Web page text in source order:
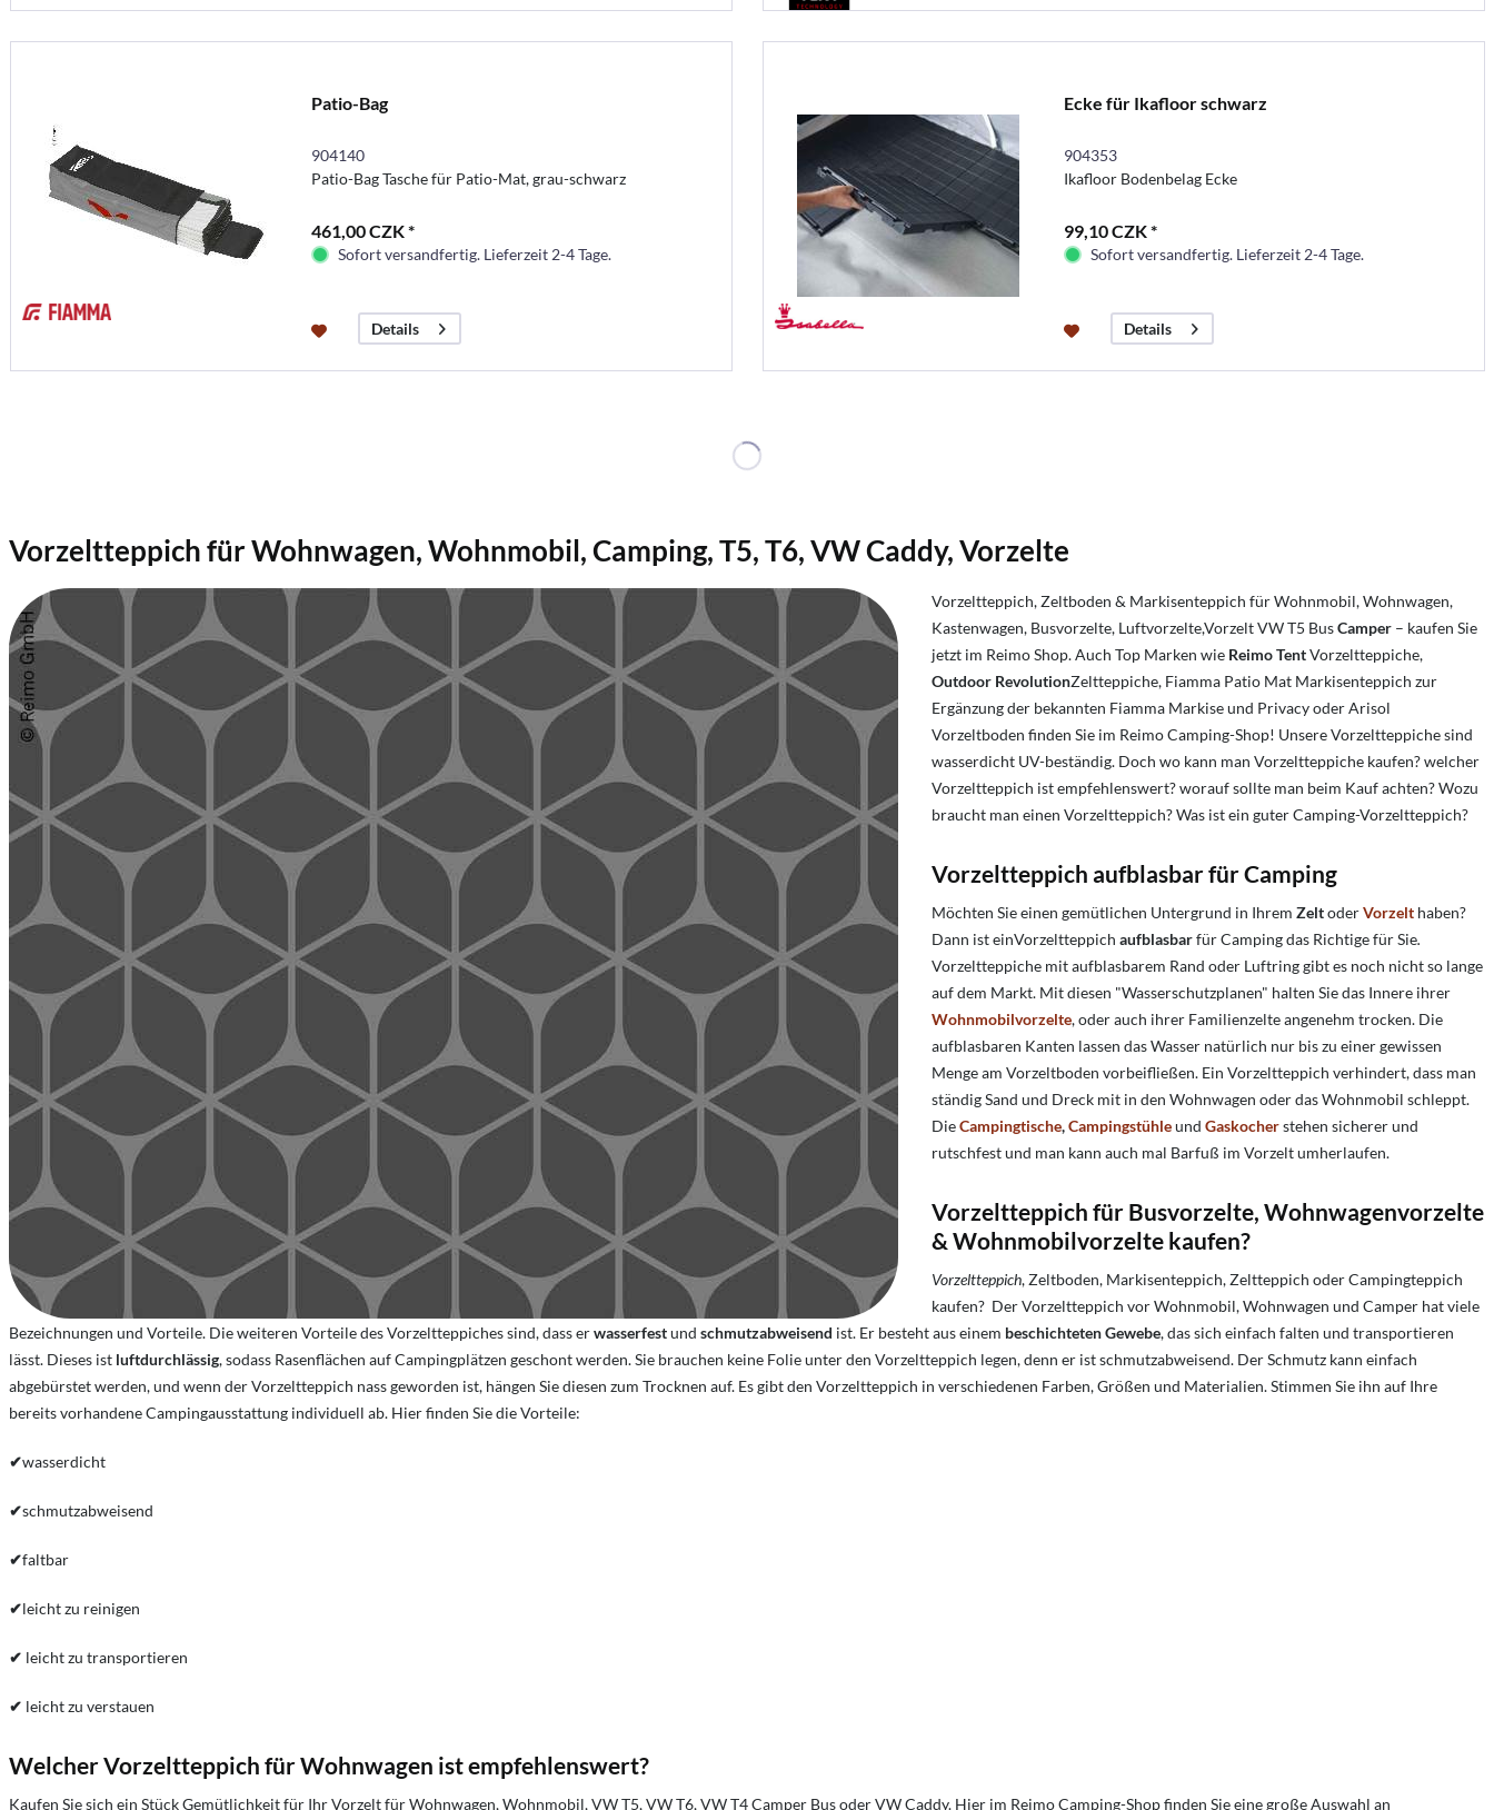
Patio-Bag
904140
Patio-Bag Tasche für Patio-Mat, grau-schwarz
461,00 CZK *
Sofort versandfertig. Lieferzeit 2-4 Tage.
Details
Ecke für Ikafloor schwarz
904353
Ikafloor Bodenbelag Ecke
99,10 CZK *
Sofort versandfertig. Lieferzeit 2-4 Tage.
Details
Vorzeltteppichfür Wohnwagen,Wohnmobil,Camping, T5, T6, VW Caddy, Vorzelte
Vorzeltteppich, Zeltboden & Markisenteppich für Wohnmobil, Wohnwagen,
Kastenwagen, Busvorzelte, Luftvorzelte,Vorzelt VW T5 BusCamper – kaufen Sie
jetzt im Reimo Shop. Auch Top Marken wie Reimo TentVorzeltteppiche,
Outdoor RevolutionZeltteppiche, Fiamma Patio Mat Markisenteppich zur
Ergänzung der bekannten Fiamma Markise und Privacy oder Arisol
Vorzeltboden finden Sie im Reimo Camping-Shop! Unsere Vorzeltteppiche sind
wasserdicht UV-beständig. Doch wo kann man Vorzeltteppiche kaufen? welcher
Vorzeltteppich ist empfehlenswert? worauf sollte man beim Kauf achten? Wozu
braucht man einen Vorzeltteppich? Was ist ein guter Camping-Vorzeltteppich?
Vorzeltteppich aufblasbar für Camping
Möchten Sie einen gemütlichen Untergrund in Ihrem ZeltoderVorzelt haben?
Dann ist einVorzeltteppich aufblasbarfür Camping das Richtige für Sie.
Vorzeltteppiche mit aufblasbarem Rand oder Luftring gibt es noch nicht so lange
auf dem Markt. Mit diesen "Wasserschutzplanen" halten Sie das Innere ihrer
Wohnmobilvorzelte, oder auch ihrer Familienzelte angenehm trocken. Die
aufblasbaren Kanten lassen das Wasser natürlich nur bis zu einer gewissen
Menge am Vorzeltboden vorbeifließen. Ein Vorzeltteppich verhindert, dass man
ständig Sand und Dreck mit in den Wohnwagen oder das Wohnmobil schleppt.
DieCampingtische,Campingstühleund Gaskocherstehen sicherer und
rutschfest und man kann auch mal Barfuß im Vorzelt umherlaufen.
Vorzeltteppich für Busvorzelte, Wohnwagenvorzelte
& Wohnmobilvorzelte kaufen?
Vorzeltteppich, Zeltboden, Markisenteppich, Zeltteppich oder Campingteppich
kaufen? Der Vorzeltteppich vor Wohnmobil, Wohnwagen und Camper hat viele
Bezeichnungen und Vorteile. Die weiteren Vorteile des Vorzeltteppiches sind, dass erwasserfestund schmutzabweisend ist. Er besteht aus einem beschichteten Gewebe, das sich einfach falten und transportieren
lässt. Dieses ist luftdurchlässig, sodass Rasenflächen auf Campingplätzen geschont werden. Sie brauchen keine Folie unter den Vorzeltteppich legen, denn er ist schmutzabweisend. Der Schmutz kann einfach
abgebürstet werden, und wenn der Vorzeltteppich nass geworden ist, hängen Sie diesen zum Trocknen auf. Es gibt den Vorzeltteppich in verschiedenen Farben, Größen und Materialien. Stimmen Sie ihn auf Ihre
bereits vorhandene Campingausstattung individuell ab. Hier finden Sie die Vorteile:
✔wasserdicht
✔schmutzabweisend
✔faltbar
✔leicht zu reinigen
✔ leicht zu transportieren
✔ leicht zu verstauen
Welcher Vorzeltteppich für Wohnwagen ist empfehlenswert?
Kaufen Sie sich ein Stück Gemütlichkeit für Ihr Vorzelt für Wohnwagen, Wohnmobil, VW T5, VW T6, VW T4 Camper Bus oder VW Caddy. Hier im Reimo Camping-Shop finden Sie eine große Auswahl an